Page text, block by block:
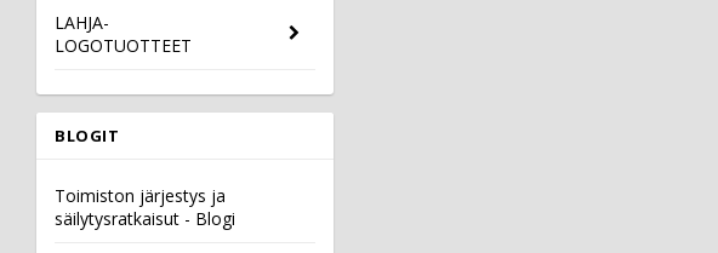
LAHJA-
LOGOTUOTTEET
BLOGIT
Toimiston järjestys ja
säilytysratkaisut - Blogi